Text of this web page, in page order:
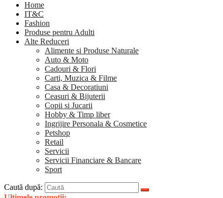
Home
IT&C
Fashion
Produse pentru Adulti
Alte Reduceri
Alimente si Produse Naturale
Auto & Moto
Cadouri & Flori
Carti, Muzica & Filme
Casa & Decoratiuni
Ceasuri & Bijuterii
Copii si Jucarii
Hobby & Timp liber
Ingrijire Personala & Cosmetice
Petshop
Retail
Servicii
Servicii Financiare & Bancare
Sport
Caută după: